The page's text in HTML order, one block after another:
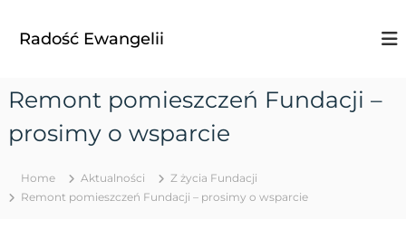
Radość Ewangelii
Remont pomieszczeń Fundacji –
prosimy o wsparcie
Home Aktualności
Z życia Fundacji
Remont pomieszczeń Fundacji – prosimy o wsparcie